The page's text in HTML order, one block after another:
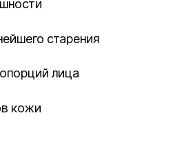
старения
лица
кожи